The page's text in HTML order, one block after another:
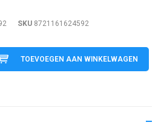
SKU 8721161624592
TOEVOEGEN AAN WINKELWAGEN